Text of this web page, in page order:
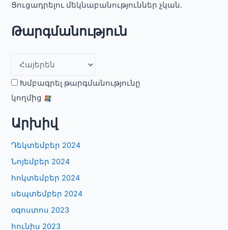
Ցուցադրելու մեկնաբանություններ չկան.
Թարգմանություն
Խմբագրել թարգմանությունը
կողմից
Արխիվ
Դեկտեմբեր 2024
Նոյեմբեր 2024
հոկտեմբեր 2024
սեպտեմբեր 2024
օգոստոս 2023
հունիս 2023